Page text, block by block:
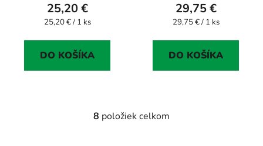
25,20 €
Jednotková
25,20 € / 1 ks
DO KOŠÍKA
29,75 €
Jednotková
29,75 € / 1 ks
DO KOŠÍKA
O
8 položiek celkom